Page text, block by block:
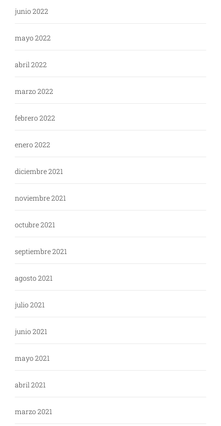
junio 2022
mayo 2022
abril 2022
marzo 2022
febrero 2022
enero 2022
diciembre 2021
noviembre 2021
octubre 2021
septiembre 2021
agosto 2021
julio 2021
junio 2021
mayo 2021
abril 2021
marzo 2021